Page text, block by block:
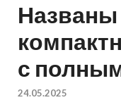
с
24.05.2025